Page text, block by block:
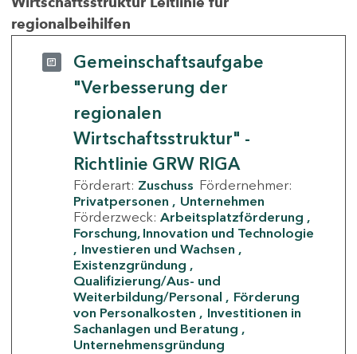
regionalbeihilfen
Gemeinschaftsaufgabe
"Verbesserung der
regionalen
Wirtschaftsstruktur" -
Richtlinie GRW RIGA
Förderart: Zuschuss Fördernehmer:
Privatpersonen
Unternehmen
Förderzweck: Arbeitsplatzförderung
Forschung, Innovation und Technologie
Investieren und Wachsen
Existenzgründung
Qualifizierung/Aus- und
Weiterbildung/Personal
Förderung
von Personalkosten
Investitionen in
Sachanlagen und Beratung
Unternehmensgründung